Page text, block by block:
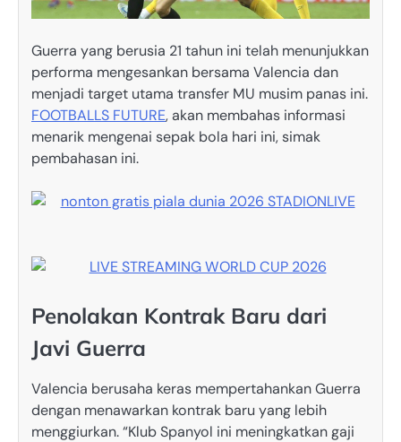
Guerra yang berusia 21 tahun ini telah menunjukkan
performa mengesankan bersama Valencia dan
menjadi target utama transfer MU musim panas ini.
FOOTBALLS FUTURE, akan membahas informasi
menarik mengenai sepak bola hari ini, simak
pembahasan ini.
Penolakan Kontrak Baru dari
Javi Guerra
Valencia berusaha keras mempertahankan Guerra
dengan menawarkan kontrak baru yang lebih
menggiurkan. “Klub Spanyol ini meningkatkan gaji